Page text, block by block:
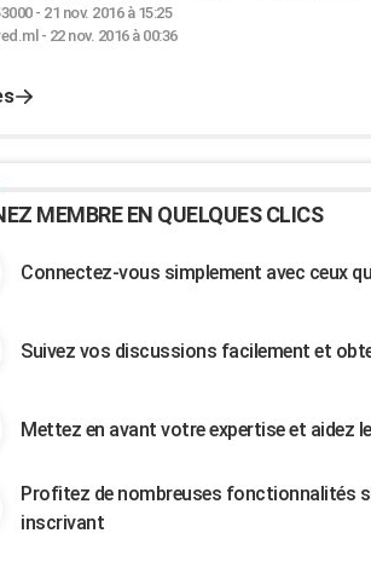
- 21 nov. 2016 à 15:25
- 22 nov. 2016 à 00:36
MEMBRE EN QUELQUES CLICS
Connectez-vous simplement avec ceux
Suivez vos discussions facilement et
Mettez en avant votre expertise et aidez
Profitez de nombreuses fonctionnalités
inscrivant